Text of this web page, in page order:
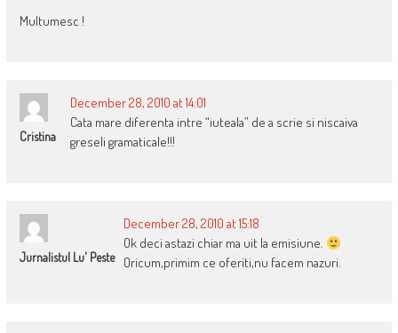
Multumesc !
Cristina
December 28, 2010 at 14:01
Cata mare diferenta intre “iuteala” de a scrie si niscaiva
greseli gramaticale!!!
Jurnalistul Lu' Peste
December 28, 2010 at 15:18
Ok deci astazi chiar ma uit la emisiune.
Oricum,primim ce oferiti,nu facem nazuri.